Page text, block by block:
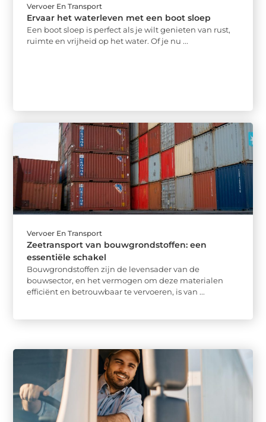
Vervoer En Transport
Ervaar het waterleven met een boot sloep
Een boot sloep is perfect als je wilt genieten van rust,
ruimte en vrijheid op het water. Of je nu ...
Vervoer En Transport
Zeetransport van bouwgrondstoffen: een
essentiële schakel
Bouwgrondstoffen zijn de levensader van de
bouwsector, en het vermogen om deze materialen
efficiënt en betrouwbaar te vervoeren, is van ...